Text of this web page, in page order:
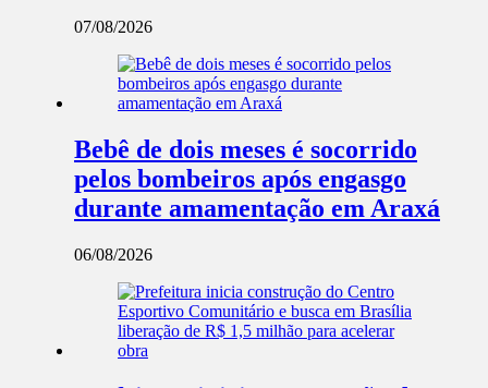
07/08/2026
Bebê de dois meses é socorrido
pelos bombeiros após engasgo
durante amamentação em Araxá
06/08/2026